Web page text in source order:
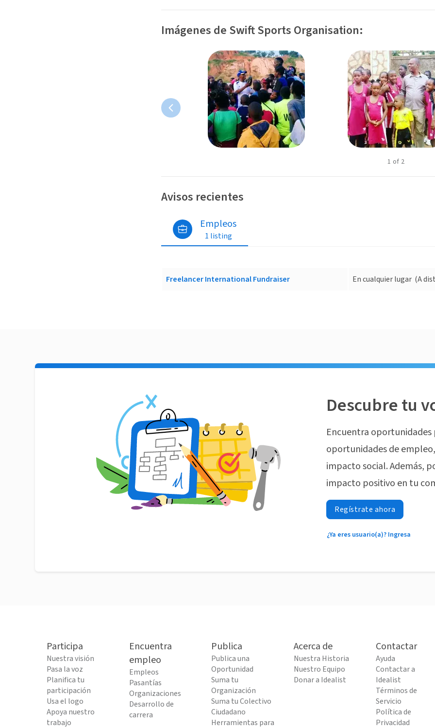
Imágenes de Swift Sports Organisation:
1 of 2
Avisos recientes
Empleos
1 listing
Freelancer International Fundraiser En cualquier lugar (A
Descubre tu
Encuentra
oportunidades de
impacto social. Además,
impacto positivo en tu
Regístrate ahora
¿Ya eres usuario(a)? Ingresa
Participa
Nuestra visión
Pasa la voz
Planifica tu
participación
Usa el logo
Apoya nuestro
trabajo
Encuentra
empleo
Empleos
Pasantías
Organizaciones
Desarrollo de
carrera
Publica
Publica una
Oportunidad
Suma tu
Organización
Suma tu Colectivo
Ciudadano
Herramientas para
Acerca de
Nuestra Historia
Nuestro Equipo
Donar a Idealist
Contactar
Ayuda
Contactar a
Idealist
Términos de
Servicio
Política de
Privacidad